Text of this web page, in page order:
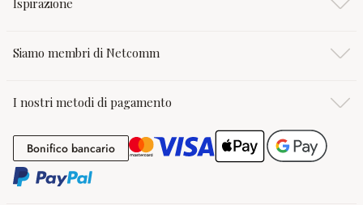
Ispirazione
Siamo membri di Netcomm
I nostri metodi di pagamento
Bonifico bancarioBonifico bancario